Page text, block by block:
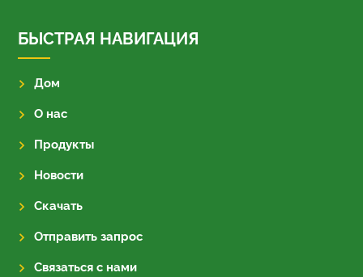
БЫСТРАЯ НАВИГАЦИЯ
Дом
О нас
Продукты
Новости
Скачать
Отправить запрос
Связаться с нами